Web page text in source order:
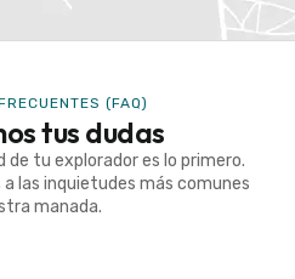
(FAQ)
tus dudas
de tu explorador es lo primero.
las inquietudes más comunes
manada.